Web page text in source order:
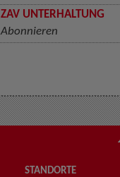
ZAV UNTERHALTUNG
Abonnieren
STANDORTE